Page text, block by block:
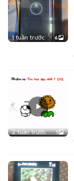
1 tuần trước 6
2 tuần trước 1